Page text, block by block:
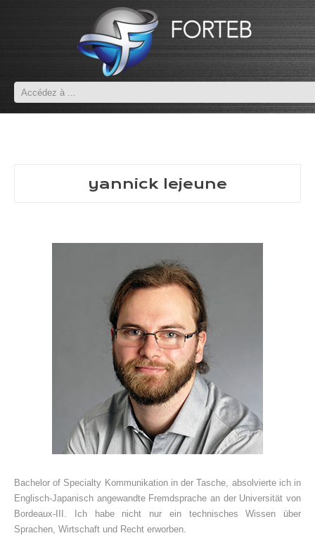
yannick lejeune
Bachelor of Specialty Kommunikation in der Tasche, absolvierte ich in
Englisch-Japanisch angewandte Fremdsprache an der Universität von
Bordeaux-III. Ich habe nicht nur ein technisches Wissen über
Sprachen, Wirtschaft und Recht erworben.